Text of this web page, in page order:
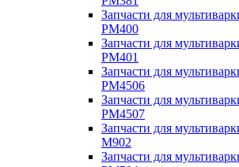
Запчасти для
PM400
Запчасти для
PM401
Запчасти для
PM4506
Запчасти для
PM4507
Запчасти для
M902
Запчасти для